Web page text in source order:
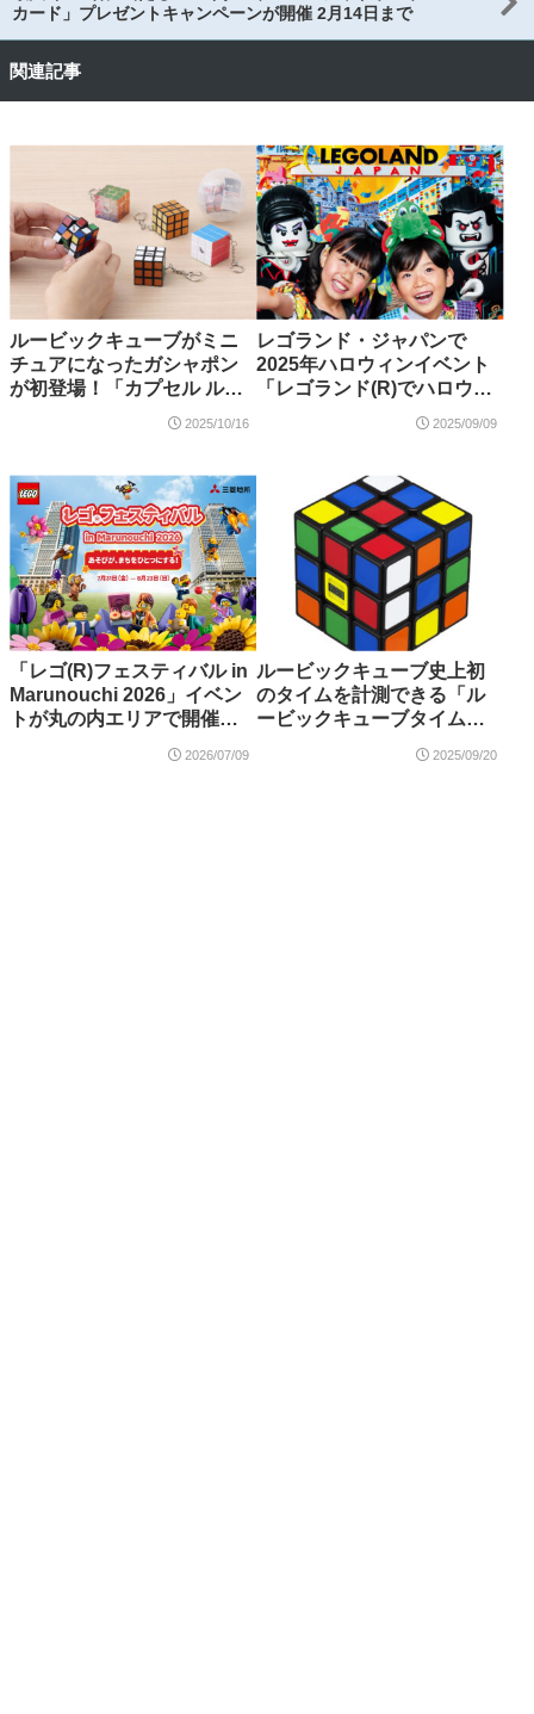
カード」プレゼントキャンペーンが開催 2月14日まで
関連記事
ルービックキューブがミニ
チュアになったガシャポン
が初登場！「カプセル ルー
ビックキューブ」2025年10
2025/10/16
レゴランド・ジャパンで
2025年ハロウィンイベント
「レゴランド(R)でハロウィ
ンパーティー」が開催！10
2025/09/09
「レゴ(R)フェスティバル in
Marunouchi 2026」イベン
トが丸の内エリアで開催！7
2026/07/09
ルービックキューブ史上初
のタイムを計測できる「ル
ービックキューブタイム」
2025/09/20